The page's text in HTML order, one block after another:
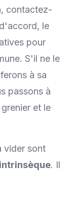
contactez-
le
pour
S'il ne le
à sa
passons à
et le
vider sont
. Il